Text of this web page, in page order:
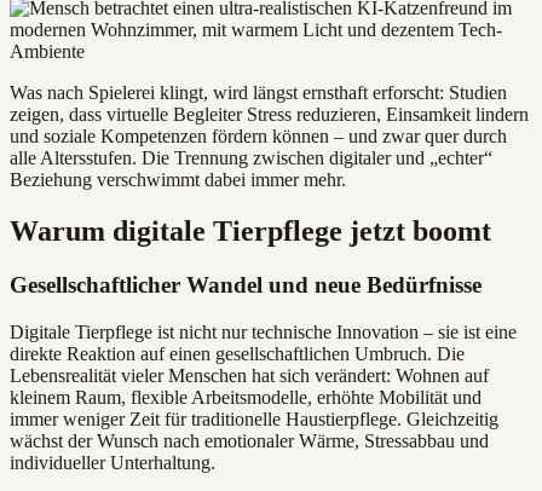
Was nach Spielerei klingt, wird längst ernsthaft erforscht: Studien
zeigen, dass virtuelle Begleiter Stress reduzieren, Einsamkeit lindern
und soziale Kompetenzen fördern können – und zwar quer durch
alle Altersstufen. Die Trennung zwischen digitaler und „echter“
Beziehung verschwimmt dabei immer mehr.
Warum digitale Tierpflege jetzt boomt
Gesellschaftlicher Wandel und neue Bedürfnisse
Digitale Tierpflege ist nicht nur technische Innovation – sie ist eine
direkte Reaktion auf einen gesellschaftlichen Umbruch. Die
Lebensrealität vieler Menschen hat sich verändert: Wohnen auf
kleinem Raum, flexible Arbeitsmodelle, erhöhte Mobilität und
immer weniger Zeit für traditionelle Haustierpflege. Gleichzeitig
wächst der Wunsch nach emotionaler Wärme, Stressabbau und
individueller Unterhaltung.